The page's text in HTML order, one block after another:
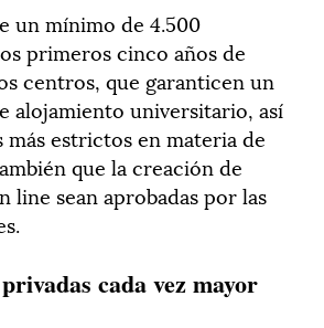
un mínimo de 4.500
primeros cinco años de
centros, que garanticen un
alojamiento universitario, así
estrictos en materia de
que la creación de
line sean aprobadas por las
cada vez mayor